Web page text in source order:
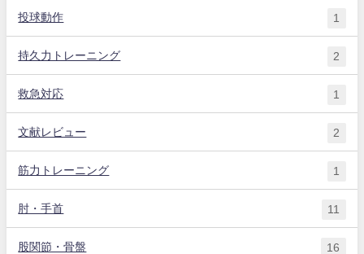
投球動作 1
持久力トレーニング 2
救急対応 1
文献レビュー 2
筋力トレーニング 1
肘・手首 11
股関節・骨盤 16